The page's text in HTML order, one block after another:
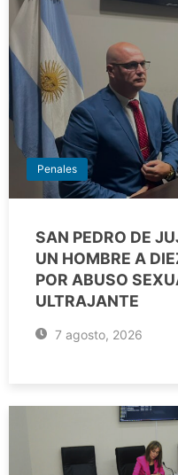
Penales
SAN PEDRO DE
UN HOMBRE A
POR ABUSO
ULTRAJANTE
7 agosto, 2026